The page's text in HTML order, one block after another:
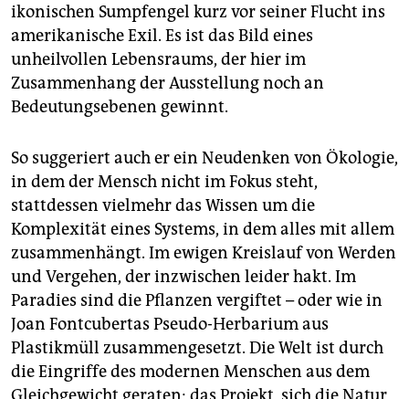
ikonischen Sumpfengel kurz vor seiner Flucht ins
amerikanische Exil. Es ist das Bild eines
unheilvollen Lebensraums, der hier im
Zusammenhang der Ausstellung noch an
Bedeutungsebenen gewinnt.
So suggeriert auch er ein Neudenken von Ökologie,
in dem der Mensch nicht im Fokus steht,
stattdessen vielmehr das Wissen um die
Komplexität eines Systems, in dem alles mit allem
zusammenhängt. Im ewigen Kreislauf von Werden
und Vergehen, der inzwischen leider hakt. Im
Paradies sind die Pflanzen vergiftet – oder wie in
Joan Fontcubertas Pseudo-Herbarium aus
Plastikmüll zusammengesetzt. Die Welt ist durch
die Eingriffe des modernen Menschen aus dem